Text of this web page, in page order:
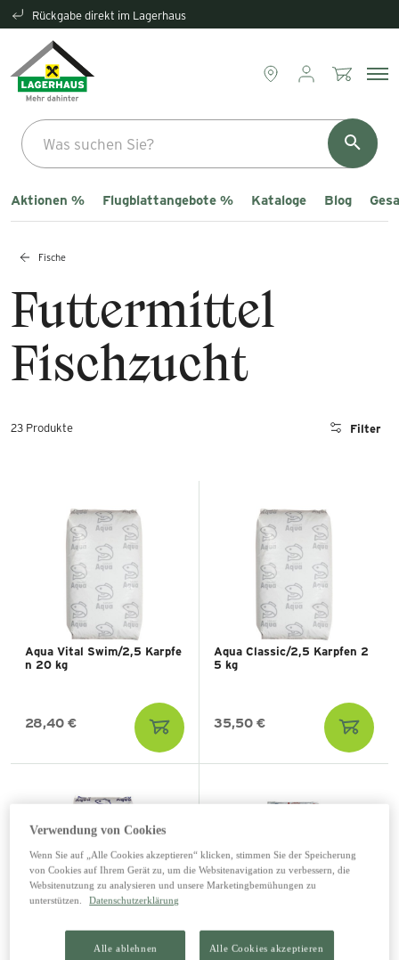
Rückgabe direkt im Lagerhaus
Aktionen % Flugblattangebote % Kataloge Blog
Fische
Futtermittel
Fischzucht
23 Produkte Filter
Aqua Vital Swim/2,5 Karpfe
n 20 kg
28,40 €
Aqua Classic/2,5 Karpfen 2
5 kg
35,50 €
Aqua Dynamic Semi Swim/
2,0 Forelle 20 kg
Aqua Koi Swim 10 kg
Verwendung von Cookies
Wenn Sie auf „Alle Cookies akzeptieren“ klicken, stimmen Sie der Speicherung
von Cookies auf Ihrem Gerät zu, um die Websitenavigation zu verbessern, die
Websitenutzung zu analysieren und unsere Marketingbemühungen zu
unterstützen.
Datenschutzerklärung
Alle ablehnen Alle Cookies akzeptieren